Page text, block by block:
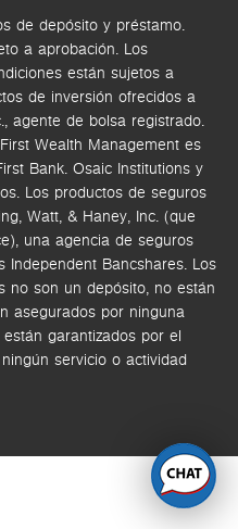
de depósito y préstamo.
a aprobación. Los
están sujetos a
de inversión ofrecidos a
agente de bolsa registrado.
Wealth Management es
Bank. Osaic Institutions y
Los productos de seguros
Watt, & Haney, Inc. (que
una agencia de seguros
Independent Bancshares. Los
no son un depósito, no están
asegurados por ninguna
garantizados por el
servicio o actividad